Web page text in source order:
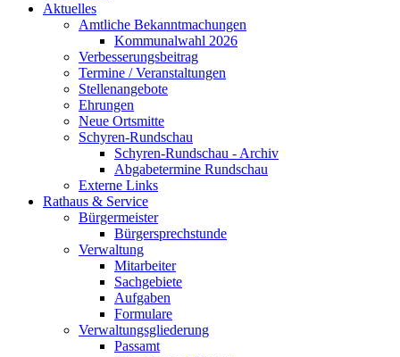
Aktuelles
Amtliche Bekanntmachungen
Kommunalwahl 2026
Verbesserungsbeitrag
Termine / Veranstaltungen
Stellenangebote
Ehrungen
Neue Ortsmitte
Schyren-Rundschau
Schyren-Rundschau - Archiv
Abgabetermine Rundschau
Externe Links
Rathaus & Service
Bürgermeister
Bürgersprechstunde
Verwaltung
Mitarbeiter
Sachgebiete
Aufgaben
Formulare
Verwaltungsgliederung
Passamt